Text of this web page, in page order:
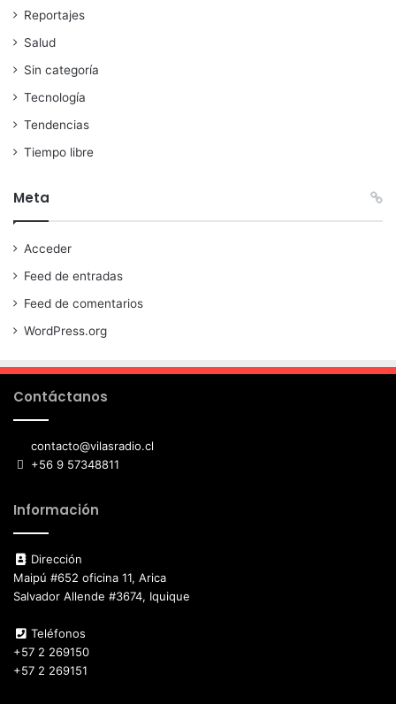
Reportajes
Salud
Sin categoría
Tecnología
Tendencias
Tiempo libre
Meta
Acceder
Feed de entradas
Feed de comentarios
WordPress.org
Contáctanos
contacto@vilasradio.cl
+56 9 57348811
Información
Dirección
Maipú #652 oficina 11, Arica
Salvador Allende #3674, Iquique
Teléfonos
+57 2 269150
+57 2 269151